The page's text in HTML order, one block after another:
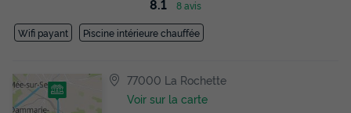
8.1 8 avis
Wifi payant Piscine intérieure chauffée
77000 La Rochette
Voir sur la carte